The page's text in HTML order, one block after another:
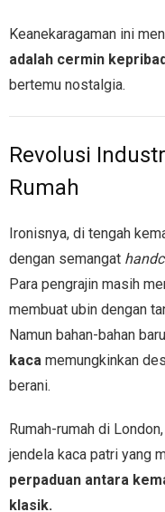
Keanekaragaman ini
adalah cermin
bertemu nostalgia.
Revolusi
Rumah
Ironisnya, di tengah
dengan semangat
Para pengrajin masih
membuat ubin dengan
Namun bahan-bahan
kaca memungkinkan
berani.
Rumah-rumah di
jendela kaca patri yang
perpaduan antara
klasik.